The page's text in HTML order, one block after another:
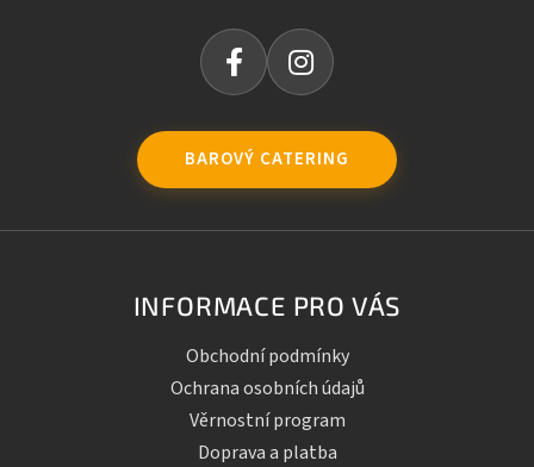
BAROVÝ CATERING
INFORMACE PRO VÁS
Obchodní podmínky
Ochrana osobních údajů
Věrnostní program
Doprava a platba